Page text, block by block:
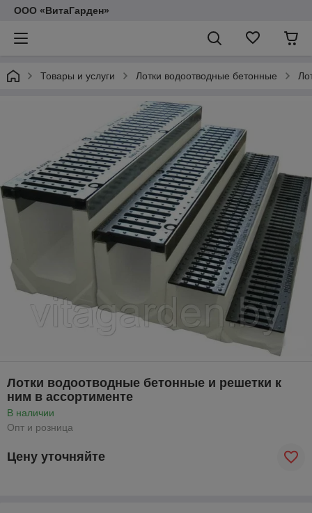
ООО «ВитаГарден»
Товары и услуги Лотки водоотводные бетонные
Лотки водоотводные бетонные и решетки к
ним в ассортименте
В наличии
Опт и розница
Цену уточняйте